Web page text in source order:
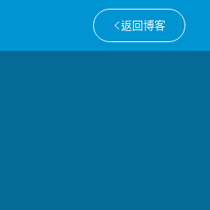
返回博客